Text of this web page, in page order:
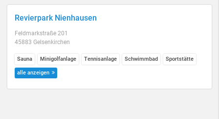
Revierpark Nienhausen
Feldmarkstraße 201
45883 Gelsenkirchen
Sauna Minigolfanlage Tennisanlage Schwimmbad Sportstätte
alle anzeigen